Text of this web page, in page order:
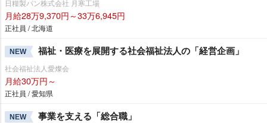
日糧製パン株式会社 月寒工場
月給28万9,370円～33万6,945円
正社員 / 北海道
NEW 福祉・医療を展開する社会福祉法人の「経営企画」
社会福祉法人愛燦会
月給30万円～
正社員 / 愛知県
NEW 事業を支える「総合職」